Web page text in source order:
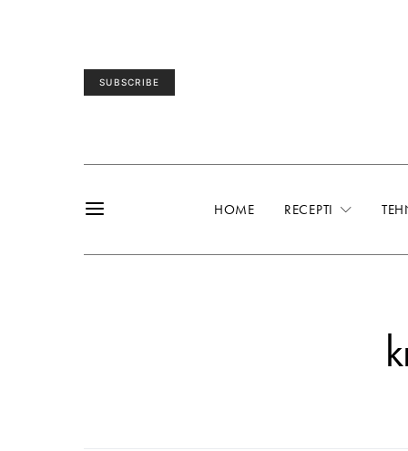
SUBSCRIBE
HOME RECEPTI